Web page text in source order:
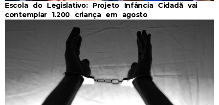
Escola do Legislativo: Projeto Infância Cidadã vai
contemplar 1.200 criança em agosto